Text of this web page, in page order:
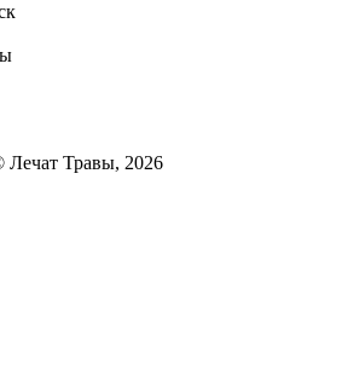
Травы, 2026